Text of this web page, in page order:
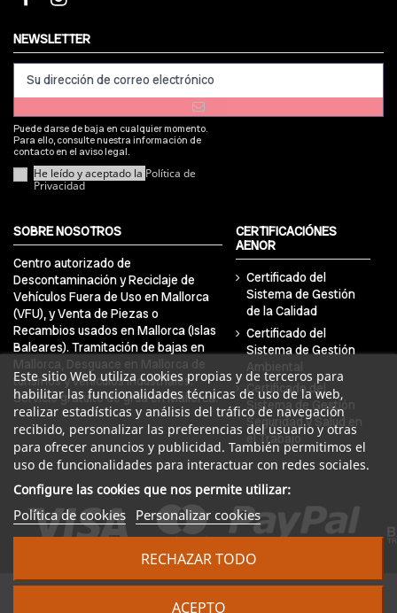
Este sitio Web utiliza cookies propias y de terceros para
habilitar las funcionalidades técnicas de uso de la web,
realizar estadísticas y análisis del tráfico de navegación
recibido, personalizar las preferencias del usuario y otras
para ofrecer anuncios y publicidad. También permitimos el
uso de funcionalidades para interactuar con redes sociales.
Configure las cookies que nos permite utilizar:
Política de cookies Personalizar cookies
RECHAZAR TODO
ACEPTO
NEWSLETTER
Puede darse de baja en cualquier momento.
Para ello, consulte nuestra información de
contacto en el aviso legal.
He leído y aceptado la Política de
Privacidad
SOBRE NOSOTROS
Centro autorizado de
Descontaminación y Reciclaje de
Vehículos Fuera de Uso en Mallorca
(VFU), y Venta de Piezas o
Recambios usados en Mallorca (Islas
Baleares). Tramitación de bajas en
Mallorca, Desguace en Mallorca de
turismos y vehículos industriales.
Servicio gratuito de grúa en Mallorca.
CERTIFICACIÓNES
AENOR
Certificado del
Sistema de Gestión
de la Calidad
Certificado del
Sistema de Gestión
Ambiental
Certificado del
Sistema de Gestión
Seguridad y Salud en
el Trabajo
reservados | Desarrollado por